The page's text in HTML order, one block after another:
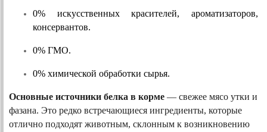
0% искусственных красителей, ароматизаторов,
консервантов.
0% ГМО.
0% химической обработки сырья.
Основные источники белка в корме — свежее мясо утки и
фазана. Это редко встречающиеся ингредиенты, которые
отлично подходят животным, склонным к возникновению